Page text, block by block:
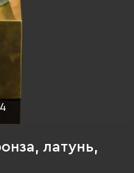
4
латунь,